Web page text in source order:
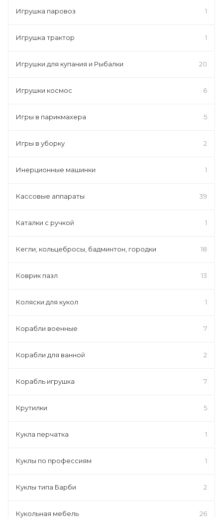
Игрушка паровоз 1
Игрушка трактор 1
Игрушки для купания и Рыбалки 20
Игрушки космос 6
Игры в парикмахера 5
Игры в уборку 2
Инерционные машинки 1
Кассовые аппараты 39
Каталки с ручкой 1
Кегли, кольцебросы, бадминтон, городки 18
Коврик пазл 13
Коляски для кукол 1
Корабли военные 7
Корабли для ванной 2
Корабль игрушка 7
Крутилки 5
Кукла перчатка 1
Куклы по профессиям 1
Куклы типа Барби 2
Кукольная мебель 26